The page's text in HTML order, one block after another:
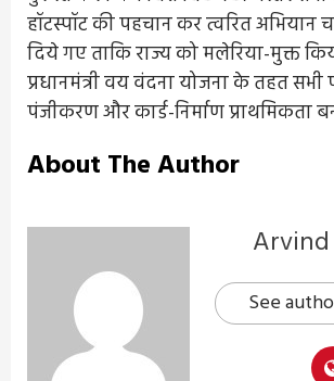
हॉटस्पॉट की पहचान कर त्वरित अभियान
दिये गए ताकि राज्य को मलेरिया-मुक्त
प्रधानमंत्री वय वंदना योजना के तहत सभी
पंजीकरण और कार्ड-निर्माण प्राथमिकता
About The Author
Arvind
See